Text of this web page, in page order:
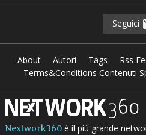
Seguici
About Autori Tags Rss
Terms&Conditions Contenuti
Nextwork360è il più grande